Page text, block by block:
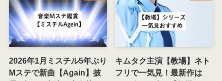
2026年1月ミスチル5年ぶり
Mステで新曲【Again】披
キムタク主演【教場】ネト
フリで一気見！最新作は